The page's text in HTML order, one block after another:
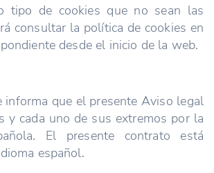
tipo de cookies que no sean las
consultar la política de cookies en
desde el inicio de la web.
informa que el presente Aviso legal
y cada uno de sus extremos por la
El presente contrato está
español.